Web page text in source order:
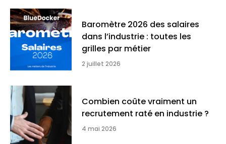
Baromètre 2026 des salaires
dans l’industrie : toutes les
grilles par métier
2 juillet 2026
Combien coûte vraiment un
recrutement raté en industrie ?
4 mai 2026